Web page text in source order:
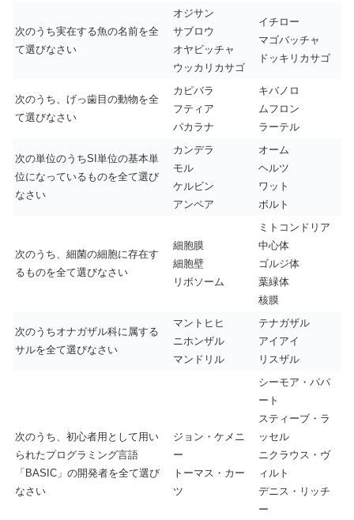
次のうち実在する魚の名前を全
て選びなさい
オジサン
サブロウ
オヤビッチャ
ウッカリカサゴ
イチロー
マゴバッチャ
ドッキリカサゴ
次のうち、げっ歯目の動物を全
て選びなさい
カピバラ
フティア
パカラナ
キバノロ
ムフロン
ラーテル
次の単位のうちSI単位の基本単
位になっているものを全て選び
なさい
カンデラ
モル
ケルビン
アンペア
オーム
ヘルツ
ワット
ボルト
次のうち、細菌の細胞に存在す
るものを全て選びなさい
細胞膜
細胞壁
リボソーム
ミトコンドリア
中心体
ゴルジ体
葉緑体
核膜
次のうちオナガザル科に属する
サルを全て選びなさい
マントヒヒ
ニホンザル
マンドリル
テナガザル
アイアイ
リスザル
次のうち、初心者用として用い
られたプログラミング言語
「BASIC」の開発者を全て選び
なさい
ジョン・ケメニ
ー
トーマス・カー
ツ
シーモア・パパ
ート
スティーブ・ラ
ッセル
ニクラウス・ヴ
ィルト
デニス・リッチ
ー